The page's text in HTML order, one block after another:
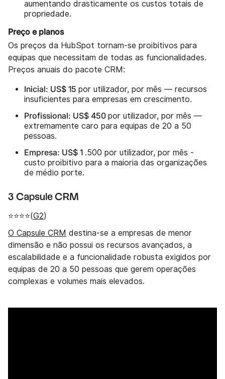
aumentando drasticamente os custos totais de
propriedade.
Preço e planos
Os preços da HubSpot tornam-se proibitivos para
equipas que necessitam de todas as funcionalidades.
Preços anuais do pacote CRM:
Inicial: US$ 15 por utilizador, por mês — recursos
insuficientes para empresas em crescimento.
Profissional: US$ 450 por utilizador, por mês —
extremamente caro para equipas de 20 a 50
pessoas.
Empresa: US$ 1 .500 por utilizador, por mês -
custo proibitivo para a maioria das organizações
de médio porte.
3 Capsule CRM
⭐⭐⭐⭐(G2)
O Capsule CRM destina-se a empresas de menor
dimensão e não possui os recursos avançados, a
escalabilidade e a funcionalidade robusta exigidos por
equipas de 20 a 50 pessoas que gerem operações
complexas e volumes mais elevados.